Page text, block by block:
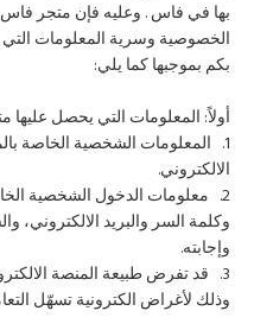
بها في فاس . وعليه فإن متجر فاس
الخصوصية وسرية المعلومات
بكم بموجبها كما يلي:
أولاً: المعلومات التي يحصل عليها
1. المعلومات الشخصية الخاصة
الالكتروني.
2. معلومات الدخول الشخصية
وكلمة السر والبريد الالكتروني،
وإجابته.
3. قد تفرض طبيعة المنصة
وذلك لأغراض الكترونية تسهّل